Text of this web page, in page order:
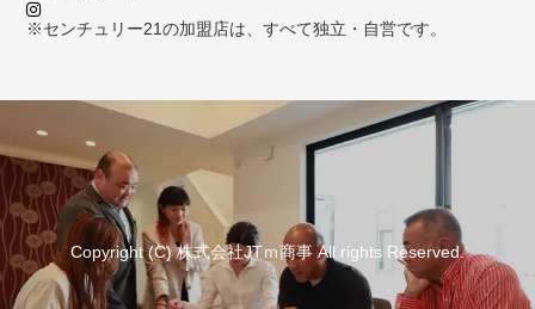
※センチュリー21の加盟店は、すべて独立・自営です。
Copyright (C) 株式会社JTｍ商事 All rights Reserved.